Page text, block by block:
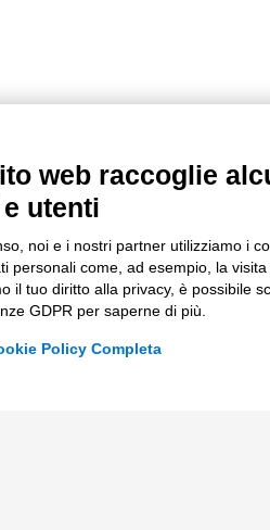
Consulenza
web raccoglie
utenti
noi e i nostri partner utilizziamo i
personali come, ad esempio, la
il tuo diritto alla privacy, è possibile
GDPR per saperne di più.
Policy Completa